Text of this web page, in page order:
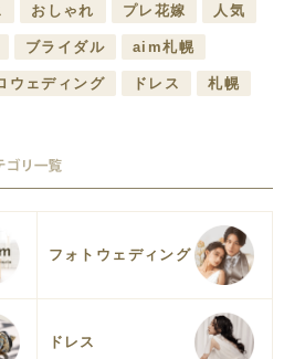
おしゃれ プレ花嫁 人気
ブライダル aim札幌
ウェディング ドレス 札幌
フォトウェディング
ドレス